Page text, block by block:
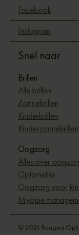
Facebook
Instagram
Snel naar
Brillen
Alle brillen
Zonnebrillen
Kinderbrillen
Kinderzonnebrillen
Oogzorg
Alles over
Optometrie
Oogzorg voor
Myopie
© 2026 Bangma